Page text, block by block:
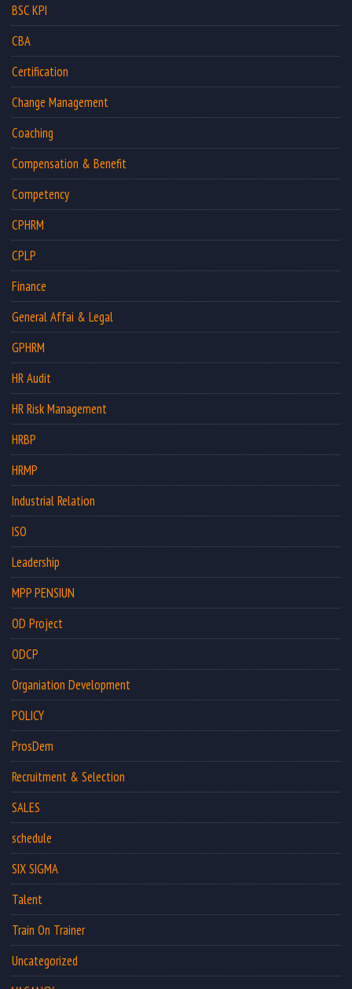
BSC KPI
CBA
Certification
Change Management
Coaching
Compensation & Benefit
Competency
CPHRM
CPLP
Finance
General Affai & Legal
GPHRM
HR Audit
HR Risk Management
HRBP
HRMP
Industrial Relation
ISO
Leadership
MPP PENSIUN
OD Project
ODCP
Organiation Development
POLICY
ProsDem
Recruitment & Selection
SALES
schedule
SIX SIGMA
Talent
Train On Trainer
Uncategorized